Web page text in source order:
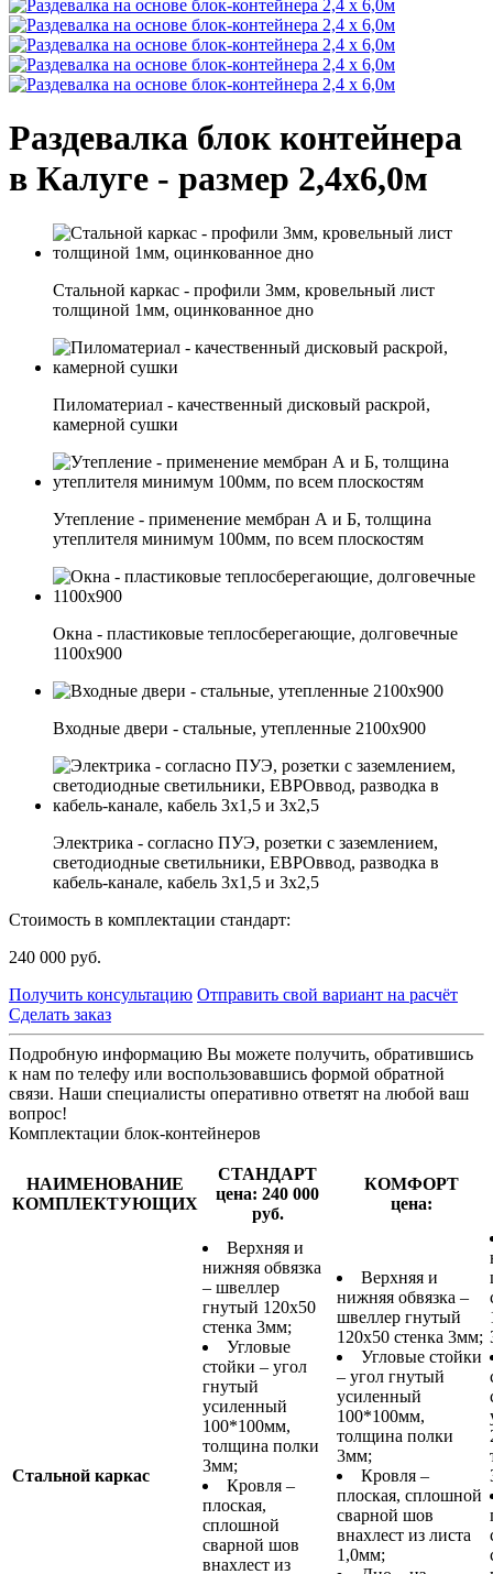
Раздевалка блок контейнера
в Калуге - размер 2,4х6,0м
Стальной каркас - профили 3мм, кровельный лист
толщиной 1мм, оцинкованное дно
Пиломатериал - качественный дисковый раскрой,
камерной сушки
Утепление - применение мембран А и Б, толщина
утеплителя минимум 100мм, по всем плоскостям
Окна - пластиковые теплосберегающие, долговечные
1100х900
Входные двери - стальные, утепленные 2100х900
Электрика - согласно ПУЭ, розетки с заземлением,
светодиодные светильники, ЕВРОввод, разводка в
кабель-канале, кабель 3х1,5 и 3х2,5
Стоимость в комплектации стандарт:
240 000 руб.
Получить консультацию Отправить свой вариант на расчёт
Сделать заказ
Подробную информацию Вы можете получить, обратившись
к нам по телефу или воспользовавшись формой обратной
связи. Наши специалисты оперативно ответят на любой ваш
вопрос!
Комплектации блок-контейнеров
НАИМЕНОВАНИЕ
КОМПЛЕКТУЮЩИХ
СТАНДАРТ
цена: 240 000
руб.
КОМФОРТ
цена:
Стальной каркас
Верхняя и
нижняя обвязка
– швеллер
гнутый 120х50
стенка 3мм;
Угловые
стойки – угол
гнутый
усиленный
100*100мм,
толщина полки
3мм;
Кровля –
плоская,
сплошной
сварной шов
внахлест из
Верхняя и
нижняя обвязка –
швеллер гнутый
120х50 стенка 3мм;
Угловые стойки
– угол гнутый
усиленный
100*100мм,
толщина полки
3мм;
Кровля –
плоская, сплошной
сварной шов
внахлест из листа
1,0мм;